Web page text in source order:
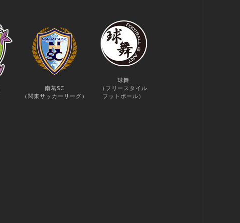
南葛SC
（関東サッカーリーグ）
球舞
（フリースタイル
フットボール）